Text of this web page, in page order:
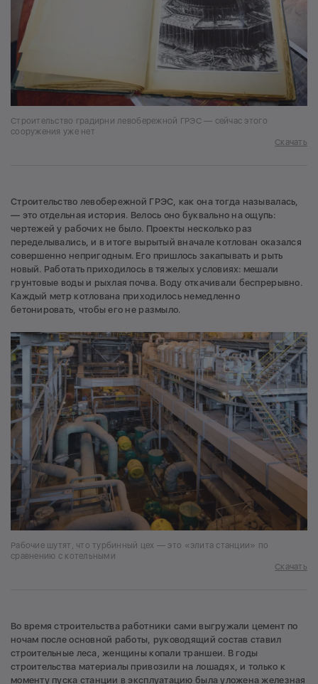
Строительство градирни левобережной ГРЭС — сейчас этого
сооружения уже нет
Скачать
Строительство левобережной ГРЭС, как она тогда называлась,
— это отдельная история. Велось оно буквально на ощупь:
чертежей у рабочих не было. Проекты несколько раз
переделывались, и в итоге вырытый вначале котлован оказался
совершенно непригодным. Его пришлось закапывать и рыть
новый. Работать приходилось в тяжелых условиях: мешали
грунтовые воды и рыхлая почва. Воду откачивали беспрерывно.
Каждый метр котлована приходилось немедленно
бетонировать, чтобы его не размыло.
Рабочие шутят, что турбинный цех — это «элита станции» по
сравнению с котельными
Скачать
Во время строительства работники сами выгружали цемент по
ночам после основной работы, руководящий состав ставил
строительные леса, женщины копали траншеи. В годы
строительства материалы привозили на лошадях, и только к
моменту пуска станции в эксплуатацию была уложена железная